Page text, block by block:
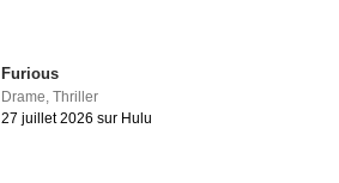
Furious
Drame,Thriller
27 juillet 2026 sur Hulu